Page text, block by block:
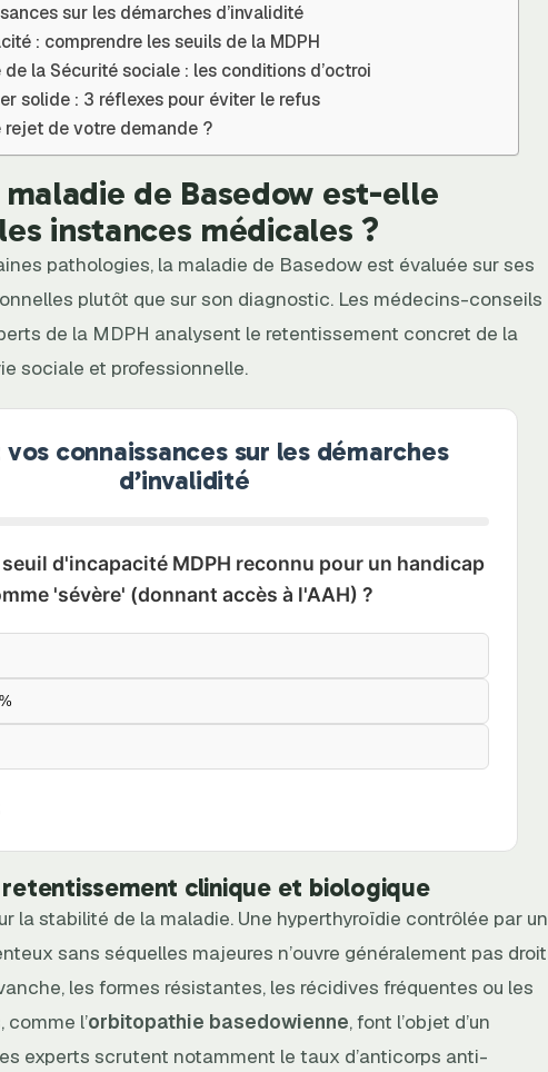
sur les démarches d’invalidité
: comprendre les seuils de la MDPH
de la Sécurité sociale : les conditions d’octroi
solide : 3 réflexes pour éviter le refus
rejet de votre demande ?
de Basedow est-elle
instances médicales ?
pathologies, la maladie de Basedow est évaluée sur ses
plutôt que sur son diagnostic. Les médecins-conseils
de la MDPH analysent le retentissement concret de la
sociale et professionnelle.
vos connaissances sur les démarches
d’invalidité
seuil d'incapacité MDPH reconnu pour un handicap
'sévère' (donnant accès à l'AAH) ?
retentissement clinique et biologique
la stabilité de la maladie. Une hyperthyroïdie contrôlée par un
sans séquelles majeures n’ouvre généralement pas droit
les formes résistantes, les récidives fréquentes ou les
l’orbitopathie basedowienne, font l’objet d’un
experts scrutent notamment le taux d’anticorps anti-